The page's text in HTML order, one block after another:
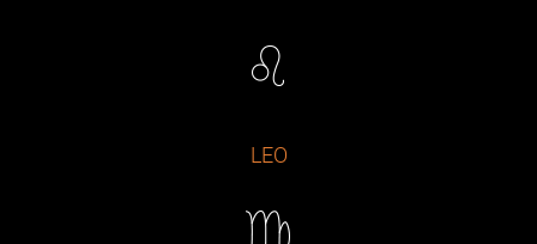
LEO